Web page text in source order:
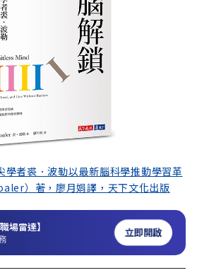
學者裘．波勒以最新腦科學推動學習革
）著，廖月娟譯，天下文化出版
場雷達】 立即開啟